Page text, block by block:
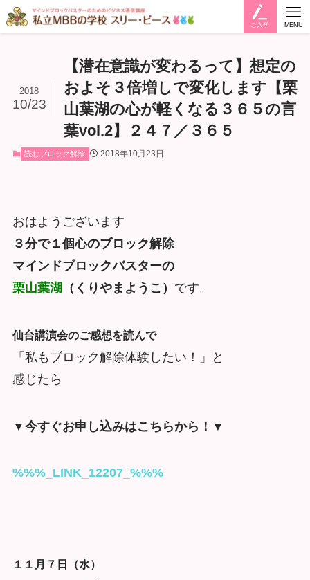
ご入学 MENU
【潜在意識が変わるって】想定の
およそ３倍増しで変化します【栗
山葉湖の心が軽くなる３６５の言
葉vol.2】２４７／３６５
2018
10/23
読むブロック解除 2018年10月23日
おはようございます
３分で１個心のブロック解除
マインドブロックバスターの
栗山葉湖 （くりやまようこ） です。
仙台講演会のご感想を読んで
「私もブロック解除体験したい！」と
感じたら
▼今すぐお申し込みはこちらから！▼
%%%_LINK_12207_%%%
１１月７日（水）